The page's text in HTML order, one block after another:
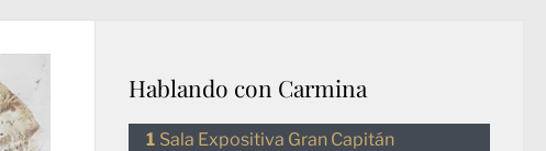
Hablando con Carmina
Sala Expositiva Gran Capitán